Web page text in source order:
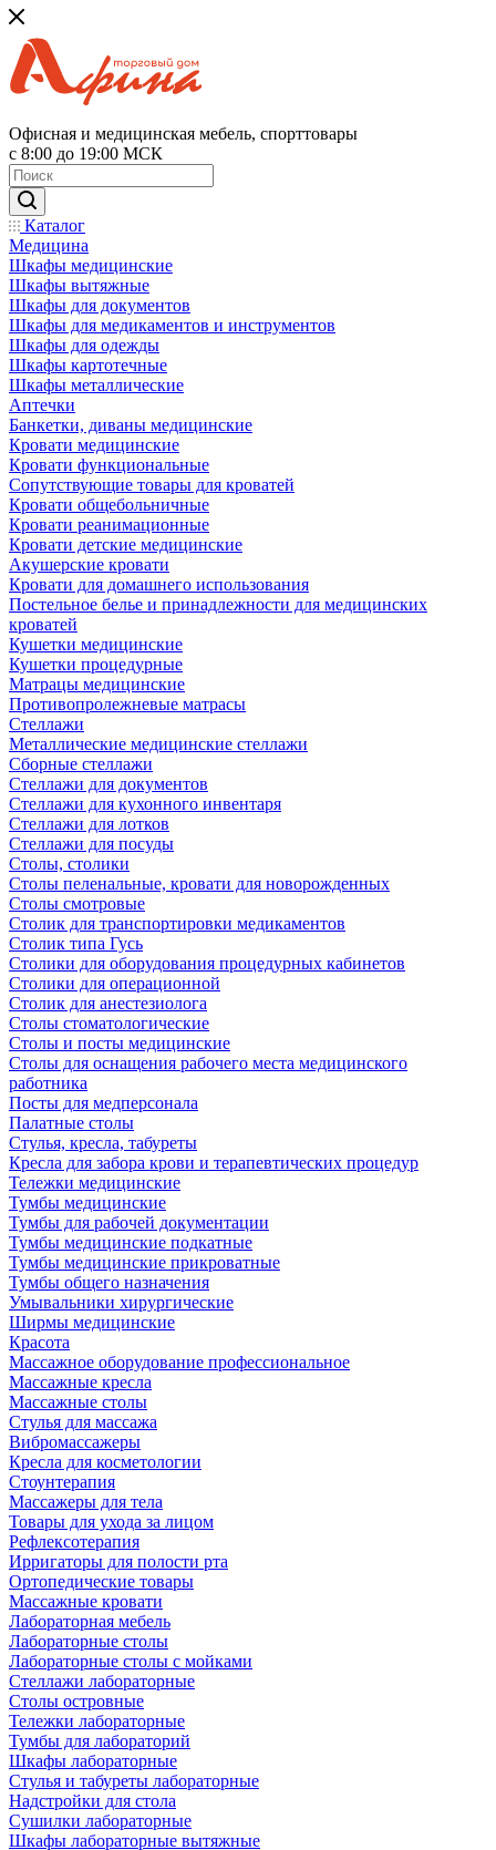
Офисная и медицинская мебель, спорттовары
с 8:00 до 19:00 МСК
Каталог
Медицина
Шкафы медицинские
Шкафы вытяжные
Шкафы для документов
Шкафы для медикаментов и инструментов
Шкафы для одежды
Шкафы картотечные
Шкафы металлические
Аптечки
Банкетки, диваны медицинские
Кровати медицинские
Кровати функциональные
Сопутствующие товары для кроватей
Кровати общебольничные
Кровати реанимационные
Кровати детские медицинские
Акушерские кровати
Кровати для домашнего использования
Постельное белье и принадлежности для медицинских
кроватей
Кушетки медицинские
Кушетки процедурные
Матрацы медицинские
Противопролежневые матрасы
Стеллажи
Металлические медицинские стеллажи
Сборные стеллажи
Стеллажи для документов
Стеллажи для кухонного инвентаря
Стеллажи для лотков
Стеллажи для посуды
Столы, столики
Столы пеленальные, кровати для новорожденных
Столы смотровые
Столик для транспортировки медикаментов
Столик типа Гусь
Столики для оборудования процедурных кабинетов
Столики для операционной
Столик для анестезиолога
Столы стоматологические
Столы и посты медицинские
Столы для оснащения рабочего места медицинского
работника
Посты для медперсонала
Палатные столы
Стулья, кресла, табуреты
Кресла для забора крови и терапевтических процедур
Тележки медицинские
Тумбы медицинские
Тумбы для рабочей документации
Тумбы медицинские подкатные
Тумбы медицинские прикроватные
Тумбы общего назначения
Умывальники хирургические
Ширмы медицинские
Красота
Массажное оборудование профессиональное
Массажные кресла
Массажные столы
Стулья для массажа
Вибромассажеры
Кресла для косметологии
Стоунтерапия
Массажеры для тела
Товары для ухода за лицом
Рефлексотерапия
Ирригаторы для полости рта
Ортопедические товары
Массажные кровати
Лабораторная мебель
Лабораторные столы
Лабораторные столы с мойками
Стеллажи лабораторные
Столы островные
Тележки лабораторные
Тумбы для лабораторий
Шкафы лабораторные
Стулья и табуреты лабораторные
Надстройки для стола
Сушилки лабораторные
Шкафы лабораторные вытяжные